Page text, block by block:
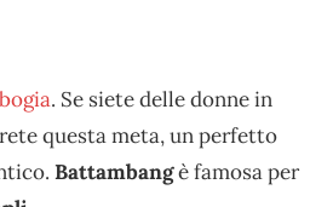
. Se siete delle donne in
questa meta, un perfetto
Battambangè famosa per